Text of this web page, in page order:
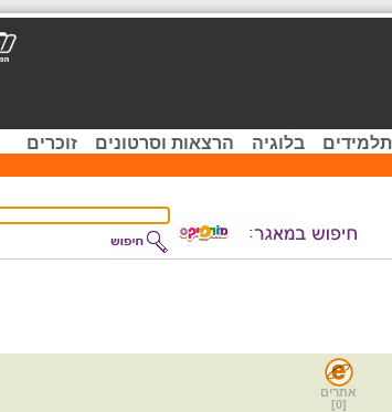
בלוגיה הרצאות וסרטונים זוכרים
אתרים
[
0
]